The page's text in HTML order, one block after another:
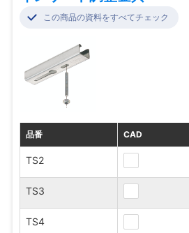
この商品の資料をすべてチェック
品番 CAD
TS2
TS3
TS4